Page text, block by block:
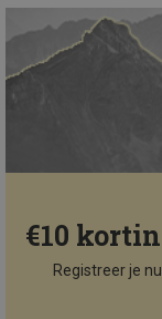
€10
Registreer je